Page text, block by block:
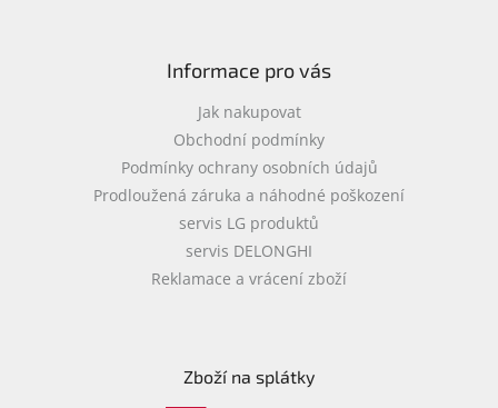
Informace pro vás
Jak nakupovat
Obchodní podmínky
Podmínky ochrany osobních údajů
Prodloužená záruka a náhodné poškození
servis LG produktů
servis DELONGHI
Reklamace a vrácení zboží
Zboží na splátky